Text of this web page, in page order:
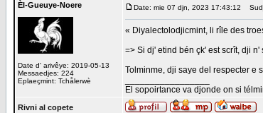
Èl-Gueuye-Noere
Date d' arivêye: 2019-05-13
Messaedjes: 224
Eplaeçmint: Tchålerwè
Date: mie 07 djn, 2023 17:43:12
« Diyalectolodjicmint, li rîle des
=> Si dj' etind bén çk' est scrît, dji
Tolminme, dji saye del respecter e
El sopoirtance va djonde on si
Rivni al copete